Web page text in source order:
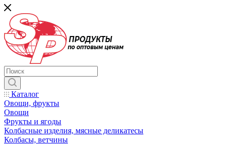
Каталог
Овощи, фрукты
Овощи
Фрукты и ягоды
Колбасные изделия, мясные деликатесы
Колбасы, ветчины